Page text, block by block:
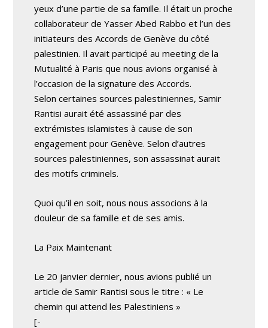
yeux d’une partie de sa famille. Il était un proche
collaborateur de Yasser Abed Rabbo et l’un des
initiateurs des Accords de Genève du côté
palestinien. Il avait participé au meeting de la
Mutualité à Paris que nous avions organisé à
l’occasion de la signature des Accords.
Selon certaines sources palestiniennes, Samir
Rantisi aurait été assassiné par des
extrémistes islamistes à cause de son
engagement pour Genève. Selon d’autres
sources palestiniennes, son assassinat aurait
des motifs criminels.
Quoi qu’il en soit, nous nous associons à la
douleur de sa famille et de ses amis.
La Paix Maintenant
Le 20 janvier dernier, nous avions publié un
article de Samir Rantisi sous le titre : « Le
chemin qui attend les Palestiniens »
[-